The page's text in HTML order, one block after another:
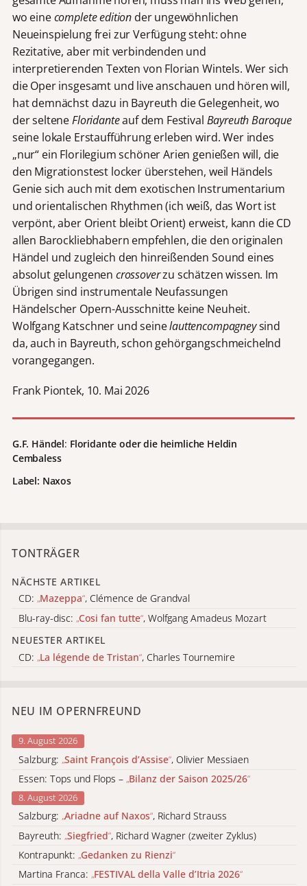
wo einecomplete edition der ungewöhnlichen
Neueinspielung frei zur Verfügung steht: ohne
Rezitative, aber mit verbindenden und
interpretierenden Texten von Florian Wintels. Wer sich
die Oper insgesamt und live anschauen und hören will,
hat demnächst dazu in Bayreuth die Gelegenheit, wo
der selteneFloridanteauf dem Festival Bayreuth Baroque
seine lokale Erstaufführung erleben wird. Wer indes
„nur“ ein Florilegium schöner Arien genießen will, die
den Migrationstest locker überstehen, weil Händels
Genie sich auch mit dem exotischen Instrumentarium
und orientalischen Rhythmen (ich weiß, das Wort ist
verpönt, aber Orient bleibt Orient) erweist, kann die CD
allen Barockliebhabern empfehlen, die den originalen
Händel und zugleich den hinreißenden Sound eines
absolut gelungenen crossoverzu schätzen wissen. Im
Übrigen sind instrumentale Neufassungen
Händelscher Opern-Ausschnitte keine Neuheit.
Wolfgang Katschner und seinelauttencompagneysind
da, auch in Bayreuth, schon gehörgangschmeichelnd
vorangegangen.
Frank Piontek, 10. Mai 2026
G.F. Händel: Floridante oder die heimliche Heldin
Cembaless
Label: Naxos
TONTRÄGER
NÄCHSTE ARTIKEL
CD: „Mazeppa“, Clémence de Grandval
Blu-ray-disc: „Cosi fan tutte“, Wolfgang Amadeus Mozart
NEUESTER ARTIKEL
CD: „La légende de Tristan“, Charles Tournemire
NEU IM OPERNFREUND
9. August 2026
Salzburg: „Saint François d’Assise“, Olivier Messiaen
Essen: Tops und Flops – „Bilanz der Saison 2025/26“
8. August 2026
Salzburg: „Ariadne auf Naxos“, Richard Strauss
Bayreuth: „Siegfried“, Richard Wagner (zweiter Zyklus)
Kontrapunkt: „Gedanken zu Rienzi“
Martina Franca: „FESTIVAL della Valle d’Itria 2026“